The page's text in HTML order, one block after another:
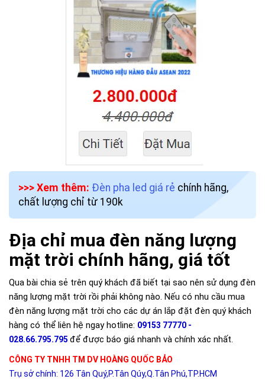
>>> Xem thêm: Đèn pha led giá rẻ chính hãng,
chất lượng chỉ từ 190k
Địa chỉ mua đèn năng lượng
mặt trời chính hãng, giá tốt
Qua bài chia sẻ trên quý khách đã biết tại sao nên sử dụng đèn
năng lượng mặt trời rồi phải không nào. Nếu có nhu cầu mua
đèn năng lượng mặt trời cho các dự án lắp đặt đèn quý khách
hàng có thể liên hệ ngay hotline: 09153 77770 -
028.66.795.795 để được báo giá nhanh và chính xác nhất.
CÔNG TY TNHH TM DV HOÀNG QUỐC BẢO
Trụ sở chính: 126 Tân Quý,P.Tân Qúy,Q.Tân Phú,TP.HCM